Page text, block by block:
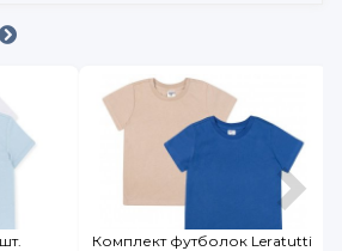
Комплект футболок Leratutti